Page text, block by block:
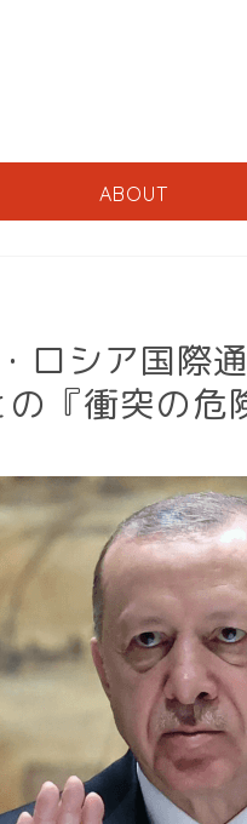
ABOUT
ロシア国際
『衝突の危